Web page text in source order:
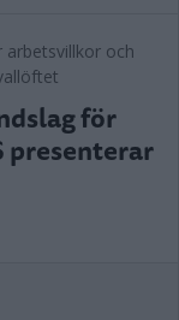
för
presenterar